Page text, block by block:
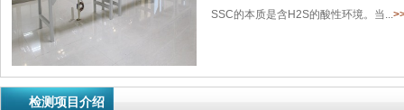
SSC的本质是含H2S的酸性环境。当...
检测项目介绍